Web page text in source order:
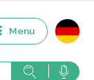
Menu